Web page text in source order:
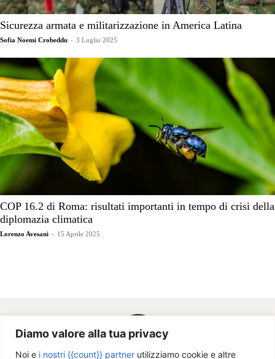
Diamo valore alla tua privacy
Noi e i nostri {{count}} partner utilizziamo cookie e altre
Sicurezza armata e militarizzazione in America Latina
Sofia Noemi Crobeddu - 3 Luglio 2025
COP 16.2 di Roma: risultati importanti in tempo di crisi della
diplomazia climatica
Lorenzo Avesani - 15 Aprile 2025